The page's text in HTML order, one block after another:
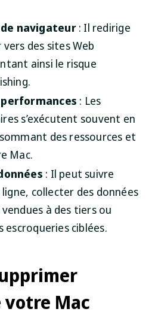
navigateur: Il redirige
des sites Web
ainsi le risque
: Les
s’exécutent souvent en
des ressources et
Mac.
: Il peut suivre
collecter des données
à des tiers ou
escroqueries ciblées.
votre Mac